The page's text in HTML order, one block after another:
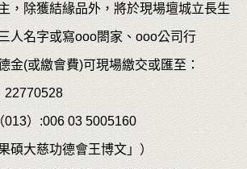
，除獲結緣品外，將於現場壇城立長生
人名字或寫ooo閤家、ooo公司行
金(或繳會費)可現場繳交或匯至：
22770528
013）:006 03 5005160
碩大慈功德會王博文」）